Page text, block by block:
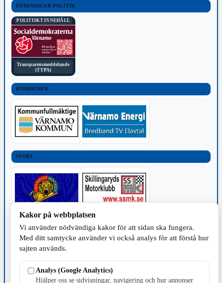
FÖRENINGAR POLITIK
POLITISKT INNEHÅLL
Transparensmeddelande
(TTPA)
KOMMUNEN
SPORT
TILLVERKNING
Kakor på webbplatsen
Vi använder nödvändiga kakor för att sidan ska fungera.
Med ditt samtycke använder vi också analys för att förstå hur
sajten används.
Analys (Google Analytics)
Hjälper oss se sidvisningar, navigering och hur annonser